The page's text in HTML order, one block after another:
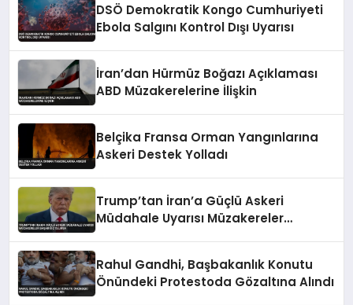
DSÖ Demokratik Kongo Cumhuriyeti
Ebola Salgını Kontrol Dışı Uyarısı
İran’dan Hürmüz Boğazı Açıklaması
ABD Müzakerelerine İlişkin
Belçika Fransa Orman Yangınlarına
Askeri Destek Yolladı
Trump’tan İran’a Güçlü Askeri
Müdahale Uyarısı Müzakereler
Rahul Gandhi, Başbakanlık Konutu
Önündeki Protestoda Gözaltına Alındı